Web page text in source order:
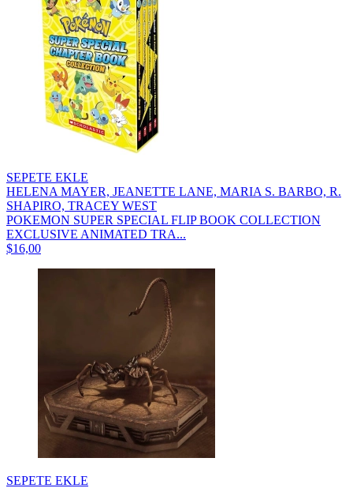
SEPETE EKLE
HELENA MAYER, JEANETTE LANE, MARIA S. BARBO, R.
SHAPIRO, TRACEY WEST
POKEMON SUPER SPECIAL FLIP BOOK COLLECTION
EXCLUSIVE ANIMATED TRA...
$16,00
SEPETE EKLE